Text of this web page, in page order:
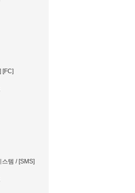
[FC]
템 / [SMS]